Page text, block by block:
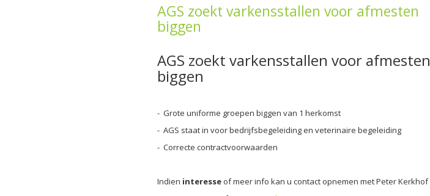
AGS zoekt varkensstallen voor afmesten
biggen
AGS zoekt varkensstallen voor afmesten
biggen
- Grote uniforme groepen biggen van 1 herkomst
- AGS staat in voor bedrijfsbegeleiding en veterinaire begeleiding
- Correcte contractvoorwaarden
Indien interesseof meer info kan u contact opnemen met Peter Kerkhof